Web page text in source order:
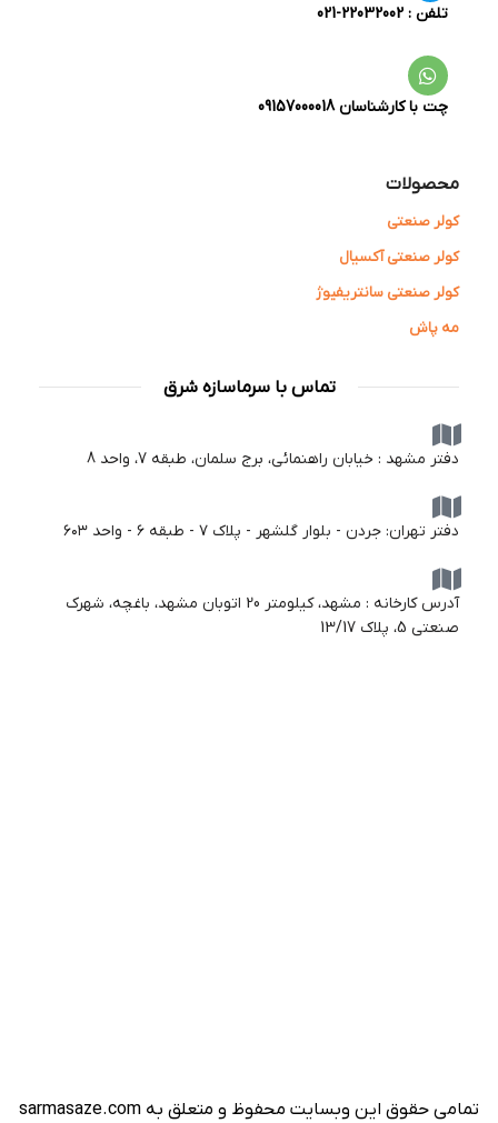
تلفن : 22032002-021
چت با کارشناسان 09157000018
محصولات
کولر صنعتی
کولر صنعتی آکسیال
کولر صنعتی سانتریفیوژ
مه پاش
تماس با سرماسازه شرق
دفتر مشهد : خیابان راهنمائی، برج سلمان، طبقه 7، واحد 8
دفتر تهران: جردن - بلوار گلشهر - پلاک ۷ - طبقه ۶ - واحد ۶۰۳
آدرس کارخانه : مشهد، کیلومتر 20 اتوبان مشهد، باغچه، شهرک
صنعتی 5، پلاک 13/17
تمامی حقوق این وبسایت محفوظ و متعلق به sarmasaze.com